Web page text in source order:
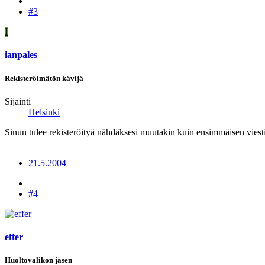
#3
I
ianpales
Rekisteröimätön kävijä
Sijainti
Helsinki
Sinun tulee rekisteröityä nähdäksesi muutakin kuin ensimmäisen
21.5.2004
#4
effer
Huoltovalikon jäsen